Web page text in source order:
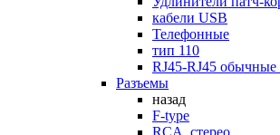
кабели USB
Телефонные
тип 110
RJ45-RJ45 обычные
Разъемы
назад
F-type
RCA, стерео